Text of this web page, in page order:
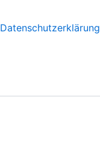
Datenschutzerklärung